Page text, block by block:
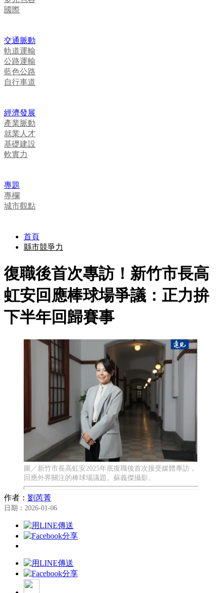
國際
交通脈動
軌道運輸
公路運輸
藍色公路
自行車道
經濟發展
產業脈動
就業人才
基礎建設
軟實力
專題
專欄
城市觀點
首頁
縣市競爭力
復職後首次專訪！新竹市長高
虹安回應棒球場爭議：正力拚
下半年回歸賽事
圖／新竹市長高虹安2025年底復職後首次接受媒體專訪，
回應外界關注的棒球場議題。蘇義傑攝影。
作者： 劉芮菁
日期：2026-01-06